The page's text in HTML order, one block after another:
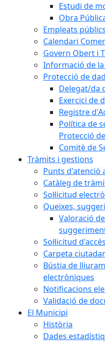
Estudi de
Obra
Empleats públics
Calendari
Govern Obert i
Informació de
Protecció de
Delegat/da
Exercici de
Registre
Política de
Protecció
Comitè de
Tràmits i gestions
Punts d'atenció
Catàleg de
Sol·licitud
Queixes,
Valoració
Sol·licitud
Carpeta
Bústia de
electròniques
Notificacions
Validació de
El Municipi
Història
Dades